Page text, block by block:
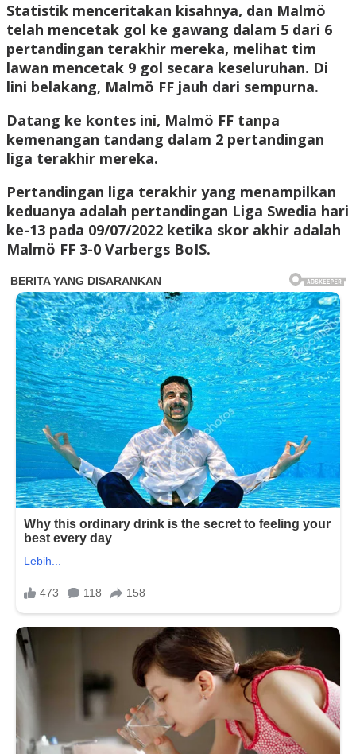
Statistik menceritakan kisahnya, dan Malmö
telah mencetak gol ke gawang dalam 5 dari 6
pertandingan terakhir mereka, melihat tim
lawan mencetak 9 gol secara keseluruhan. Di
lini belakang, Malmö FF jauh dari sempurna.
Datang ke kontes ini, Malmö FF tanpa
kemenangan tandang dalam 2 pertandingan
liga terakhir mereka.
Pertandingan liga terakhir yang menampilkan
keduanya adalah pertandingan Liga Swedia hari
ke-13 pada 09/07/2022 ketika skor akhir adalah
Malmö FF 3-0 Varbergs BoIS.